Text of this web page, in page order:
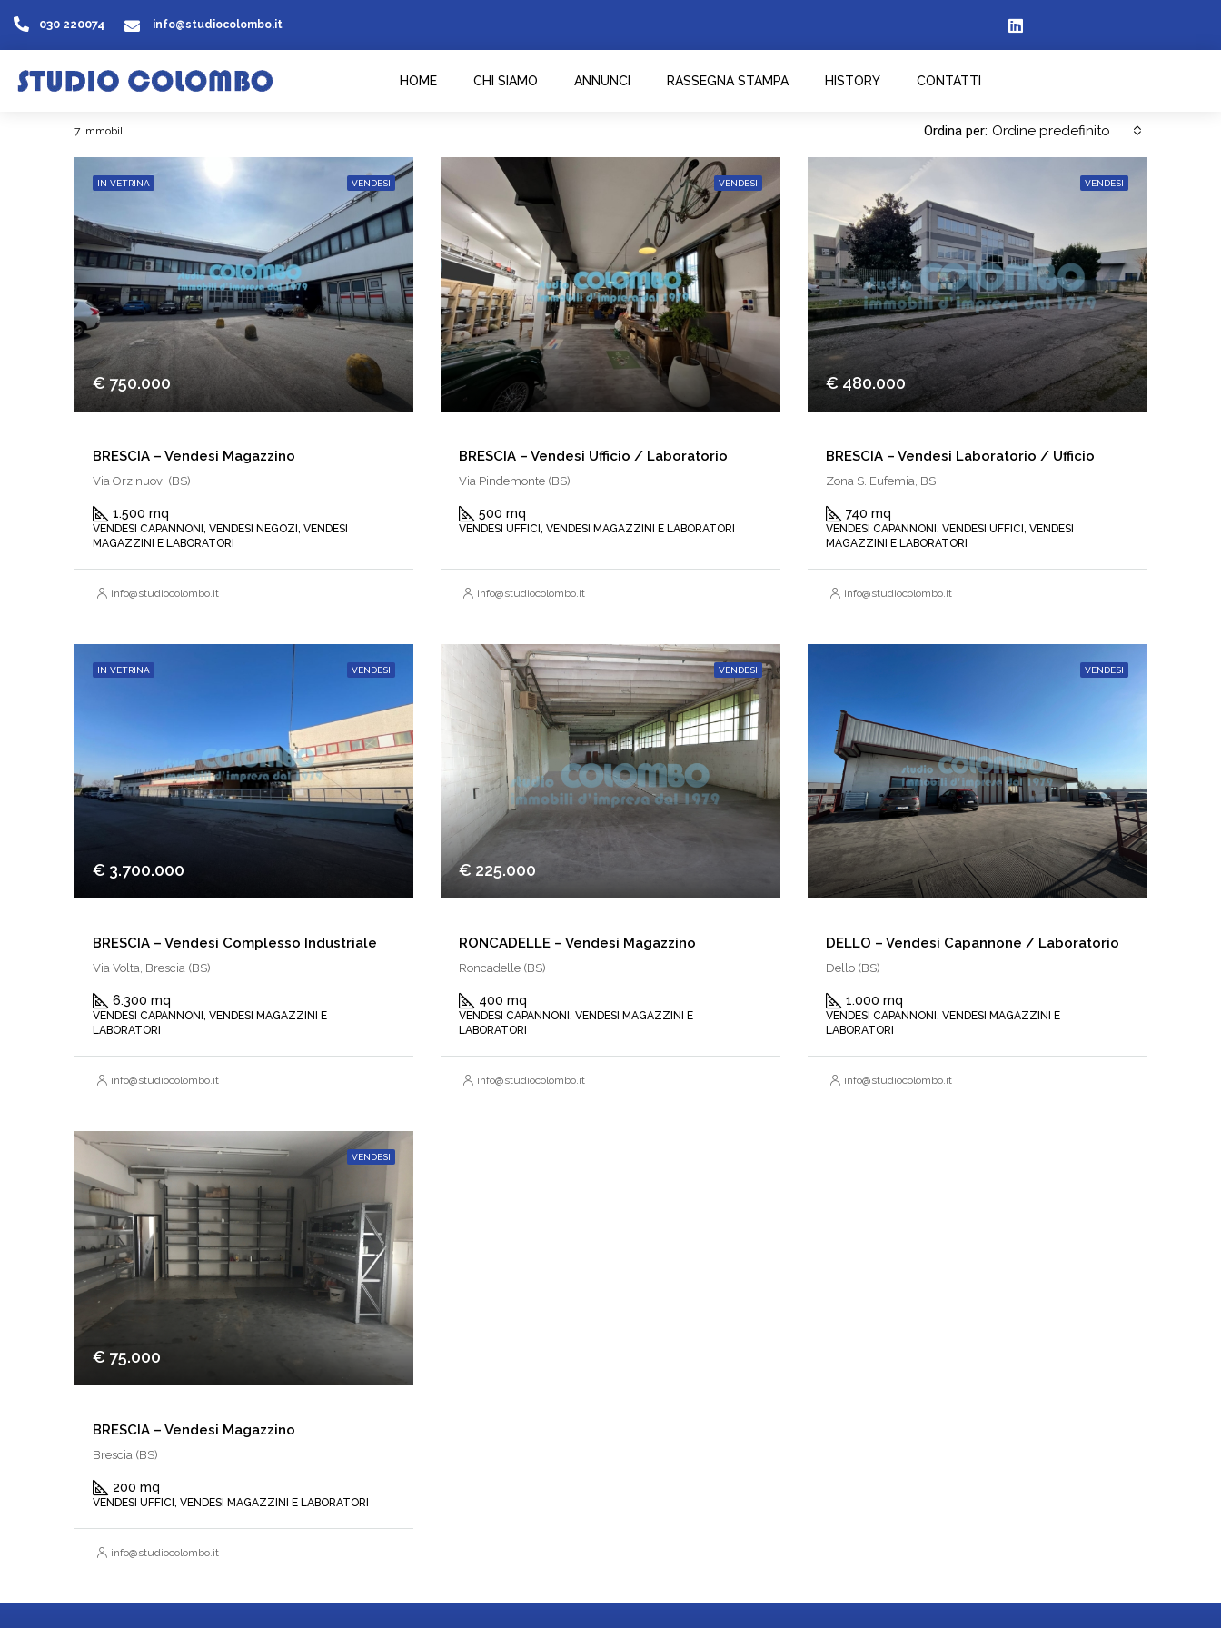
030 220074 info@studiocolombo.it
HOME CHI SIAMO ANNUNCI RASSEGNA STAMPA HISTORY CONTATTI
7 Immobili Ordina per: Ordine predefinito
IN VETRINA VENDESI
€ 750.000
BRESCIA – Vendesi Magazzino
Via Orzinuovi (BS)
1.500 mq
VENDESI CAPANNONI, VENDESI NEGOZI, VENDESI
MAGAZZINI E LABORATORI
info@studiocolombo.it
VENDESI
BRESCIA – Vendesi Ufficio / Laboratorio
Via Pindemonte (BS)
500 mq
VENDESI UFFICI, VENDESI MAGAZZINI E LABORATORI
info@studiocolombo.it
VENDESI
€ 480.000
BRESCIA – Vendesi Laboratorio / Ufficio
Zona S. Eufemia, BS
740 mq
VENDESI CAPANNONI, VENDESI UFFICI, VENDESI
MAGAZZINI E LABORATORI
info@studiocolombo.it
IN VETRINA VENDESI
€ 3.700.000
BRESCIA – Vendesi Complesso Industriale
Via Volta, Brescia (BS)
6.300 mq
VENDESI CAPANNONI, VENDESI MAGAZZINI E
LABORATORI
info@studiocolombo.it
VENDESI
€ 225.000
RONCADELLE – Vendesi Magazzino
Roncadelle (BS)
400 mq
VENDESI CAPANNONI, VENDESI MAGAZZINI E
LABORATORI
info@studiocolombo.it
VENDESI
DELLO – Vendesi Capannone / Laboratorio
Dello (BS)
1.000 mq
VENDESI CAPANNONI, VENDESI MAGAZZINI E
LABORATORI
info@studiocolombo.it
VENDESI
€ 75.000
BRESCIA – Vendesi Magazzino
Brescia (BS)
200 mq
VENDESI UFFICI, VENDESI MAGAZZINI E LABORATORI
info@studiocolombo.it